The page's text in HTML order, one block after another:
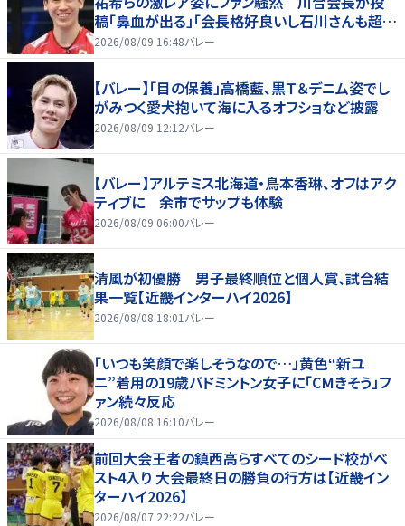
稿「鼻血が出る」「会長格好良いし石川さんも超格
好いい」
2026/08/09 16:48バレー
【バレー】「目の保養」高橋藍、黒Ｔ＆デニム姿でし
がみつく愛犬抱いて海に入るオフショなど披露
2026/08/09 12:12バレー
【バレー】アルテミス北海道・鳥本香琳、オフはアク
ティブに 余市でサップも体験
2026/08/09 06:00バレー
清風が初優勝 男子最終順位と個人賞、試合結
果一覧【近畿インターハイ2026】
2026/08/08 18:01 バレー
「いつも笑顔で楽しそうなので…」黄色“新ユ
ニ”着用の19歳バドミントン女子に「CMきそう」フ
ァン続々反応
2026/08/08 16:10バレー
前回大会王者の鎮西高らすべてのシード校がベ
スト4入り 大会最終日の勝負の行方は【近畿イン
ターハイ2026】
2026/08/07 22:22バレー